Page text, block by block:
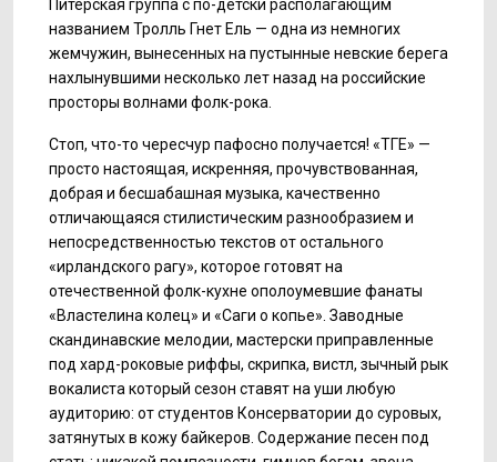
Питерская группа с по-детски располагающим
названием Тролль Гнет Ель — одна из немногих
жемчужин, вынесенных на пустынные невские берега
нахлынувшими несколько лет назад на российские
просторы волнами фолк-рока.
Стоп, что-то чересчур пафосно получается! «ТГЕ» —
просто настоящая, искренняя, прочувствованная,
добрая и бесшабашная музыка, качественно
отличающаяся стилистическим разнообразием и
непосредственностью текстов от остального
«ирландского рагу», которое готовят на
отечественной фолк-кухне ополоумевшие фанаты
«Властелина колец» и «Саги о копье». Заводные
скандинавские мелодии, мастерски приправленные
под хард-роковые риффы, скрипка, вистл, зычный рык
вокалиста который сезон ставят на уши любую
аудиторию: от студентов Консерватории до суровых,
затянутых в кожу байкеров. Содержание песен под